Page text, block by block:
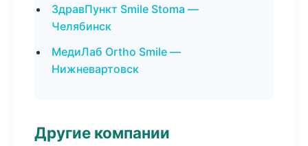
ЗдравПункт Smile Stoma —
Челябинск
МедиЛаб Ortho Smile —
Нижневартовск
Другие компании